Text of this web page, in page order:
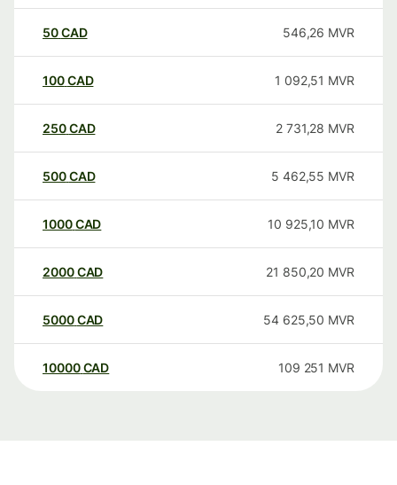
50CAD 546,26 MVR
100CAD 1 092,51 MVR
250CAD 2 731,28 MVR
500CAD 5 462,55 MVR
1000CAD 10 925,10 MVR
2000CAD 21 850,20 MVR
5000CAD 54 625,50 MVR
10000 CAD 109 251 MVR